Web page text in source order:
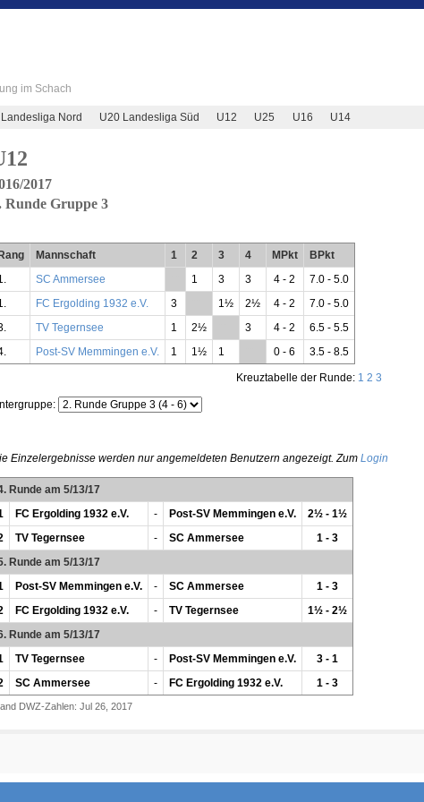
im Schach
Nord U20 Landesliga Süd U12 U25 U16 U14
2017
Runde Gruppe 3
Mannschaft 1 2 3 4 MPkt
BPkt
SC Ammersee 1 3 3 4 - 2
7.0 - 5.0
FC Ergolding 1932 e.V. 3 1½ 2½ 4 - 2
7.0 - 5.0
TV Tegernsee 1 2½ 3 4 - 2
6.5 - 5.5
Post-SV Memmingen e.V. 1 1½ 1 0 - 6 3.5 - 8.5
Kreuztabelle der Runde: 1 2 3
Einzelergebnisse werden nur angemeldeten Benutzern angezeigt. Zum Login
Runde am 5/13/17
FC Ergolding 1932 e.V. - Post-SV Memmingen e.V.
2½ - 1½
TV Tegernsee - SC Ammersee
1 - 3
Runde am 5/13/17
Post-SV Memmingen e.V. - SC Ammersee
1 - 3
FC Ergolding 1932 e.V. - TV Tegernsee
1½ - 2½
Runde am 5/13/17
TV Tegernsee - Post-SV Memmingen e.V.
3 - 1
SC Ammersee - FC Ergolding 1932 e.V. 1 - 3
DWZ-Zahlen: Jul 26, 2017